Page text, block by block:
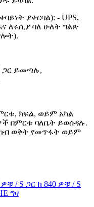
ያቀርባል): - UPS,
እና ለሩሲያ ባለ ሁለት ግልጽ
ጋር ይመጣሉ,
ክፍል, ወይም አካል
በምርቱ ባለቤት ይወሰዳሉ.
ወቅት የመጥፋት ወይም